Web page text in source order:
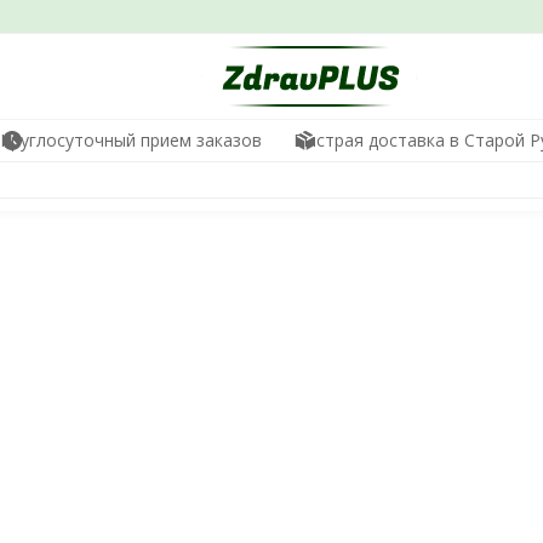
Круглосуточный прием заказов Быстрая доставка в Старой